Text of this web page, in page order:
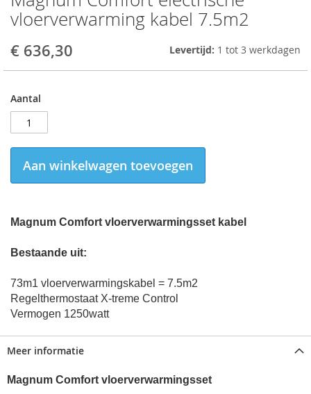
vloerverwarming kabel 7.5m2
€ 636,30 Levertijd: 1 tot 3 werkdagen
Aantal
Aan winkelwagen toevoegen
Magnum Comfort vloerverwarmingsset kabel
Bestaande uit:
73m1 vloerverwarmingskabel = 7.5m2
Regelthermostaat X-treme Control
Vermogen 1250watt
to
the
of
gallery
Meer informatie
Magnum Comfort vloerverwarmingsset